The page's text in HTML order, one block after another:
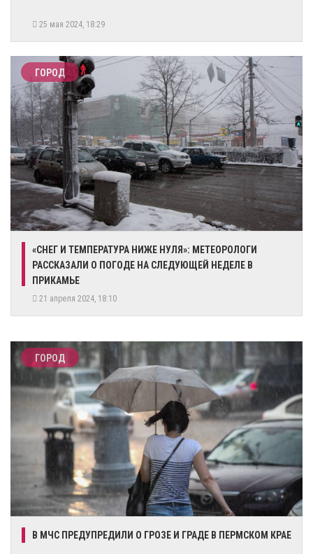
25 мая 2024, 18:29
ГОРОД
«СНЕГ И ТЕМПЕРАТУРА НИЖЕ НУЛЯ»: МЕТЕОРОЛОГИ
РАССКАЗАЛИ О ПОГОДЕ НА СЛЕДУЮЩЕЙ НЕДЕЛЕ В
ПРИКАМЬЕ
21 апреля 2024, 18:10
ГОРОД
​В МЧС ПРЕДУПРЕДИЛИ О ГРОЗЕ И ГРАДЕ В ПЕРМСКОМ КРАЕ